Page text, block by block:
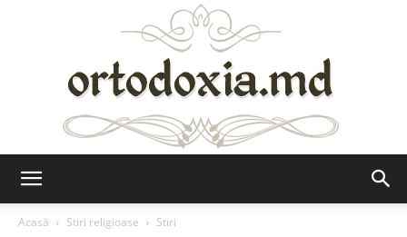
Acasă
Stiri religioase Stiri